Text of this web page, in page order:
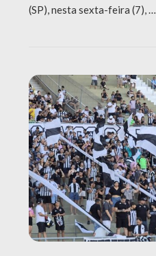
(SP), nesta sexta-feira (7), …